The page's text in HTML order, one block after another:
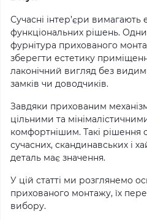
Сучасні інтер’єри вимагають
функціональних рішень.
фурнітура прихованого
зберегти естетику
лаконічний вигляд без
замків чи доводчиків.
Завдяки прихованим
цільними та
комфортнішим. Такі рішення
сучасних, скандинавських і
деталь має значення.
У цій статті ми розглянемо
прихованого монтажу, їх
вибору.